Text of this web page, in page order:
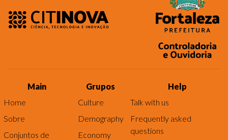
Main
Home
Sobre
Conjuntos de
Grupos
Culture
Demography
Economy
Help
Talk with us
Frequently asked
questions